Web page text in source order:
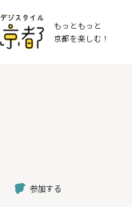
もっともっと
京都を楽しむ！
参加する